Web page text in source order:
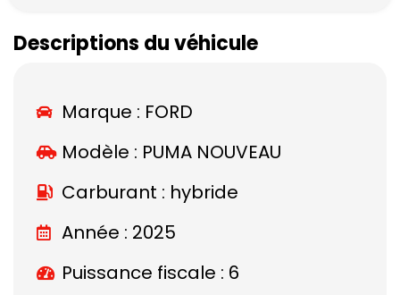
Descriptions du véhicule
Marque : FORD
Modèle : PUMA NOUVEAU
Carburant : hybride
Année : 2025
Puissance fiscale : 6